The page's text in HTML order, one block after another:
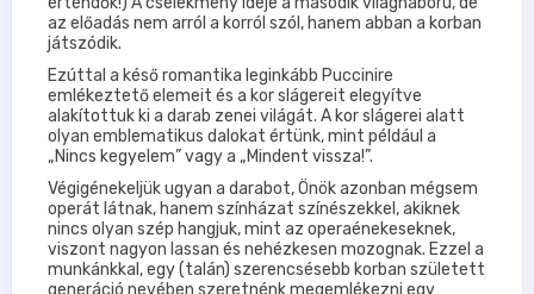
az előadás nem arról a korról szól, hanem abban a korban
játszódik.
Ezúttal a késő romantika leginkább Puccinire
emlékeztető elemeit és a kor slágereit elegyítve
alakítottuk ki a darab zenei világát. A kor slágerei alatt
olyan emblematikus dalokat értünk, mint például a
„Nincs kegyelem” vagy a „Mindent vissza!”.
Végigénekeljük ugyan a darabot, Önök azonban mégsem
operát látnak, hanem színházat színészekkel, akiknek
nincs olyan szép hangjuk, mint az operaénekeseknek,
viszont nagyon lassan és nehézkesen mozognak. Ezzel a
munkánkkal, egy (talán) szerencsésebb korban született
generáció nevében szeretnénk megemlékezni egy